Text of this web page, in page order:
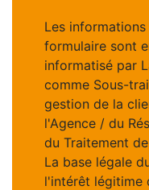
Les
formulaire sont
informatisé par
comme Sous-
gestion de la
l'Agence / du
du Traitement
La base légale
l'intérêt légitime